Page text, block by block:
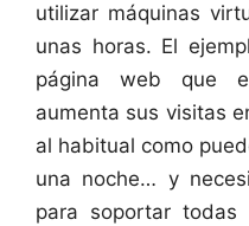
utilizar máquinas
unas horas. El
página web que
aumenta sus visitas
al habitual como
una noche… y
para soportar todas